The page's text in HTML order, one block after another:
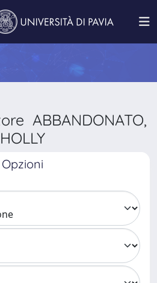
ABBANDONATO,
HOLLY
Opzioni